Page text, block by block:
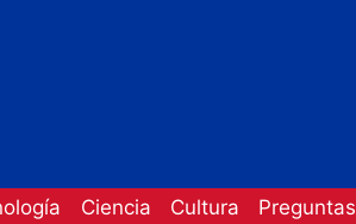
Ciencia Cultura Preguntas